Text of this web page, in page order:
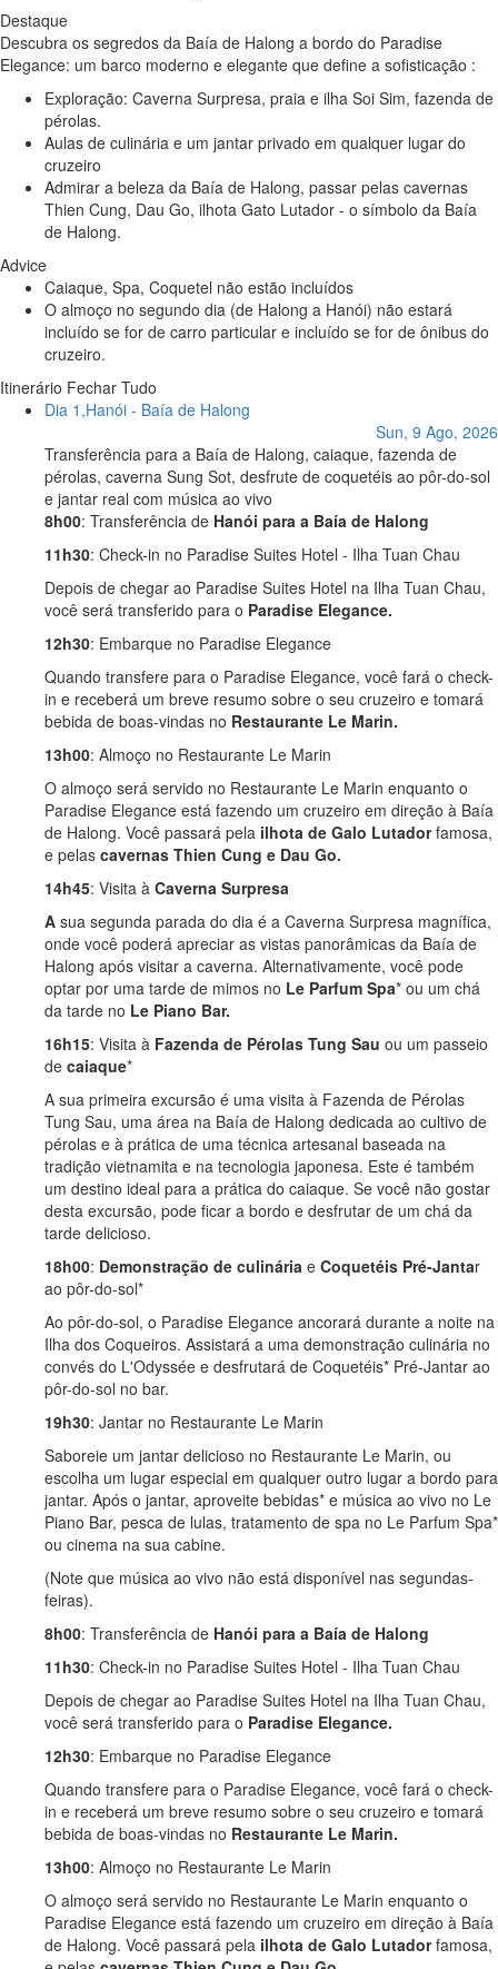
Destaque
Descubra os segredos da Baía de Halong a bordo do Paradise
Elegance: um barco moderno e elegante que define a sofisticação :
Exploração: Caverna Surpresa, praia e ilha Soi Sim, fazenda de
pérolas.
Aulas de culinária e um jantar privado em qualquer lugar do
cruzeiro
Admirar a beleza da Baía de Halong, passar pelas cavernas
Thien Cung, Dau Go, ilhota Gato Lutador - o símbolo da Baía
de Halong.
Advice
Caiaque, Spa, Coquetel não estão incluídos
O almoço no segundo dia (de Halong a Hanói) não estará
incluído se for de carro particular e incluído se for de ônibus do
cruzeiro.
Itinerário Fechar Tudo
Dia 1,Hanói - Baía de Halong
Sun, 9 Ago, 2026
Transferência para a Baía de Halong, caiaque, fazenda de
pérolas, caverna Sung Sot, desfrute de coquetéis ao pôr-do-sol
e jantar real com música ao vivo
8h00: Transferência de Hanói para a Baía de Halong
11h30: Check-in no Paradise Suites Hotel - Ilha Tuan Chau
Depois de chegar ao Paradise Suites Hotel na Ilha Tuan Chau,
você será transferido para o Paradise Elegance.
12h30: Embarque no Paradise Elegance
Quando transfere para o Paradise Elegance, você fará o check-
in e receberá um breve resumo sobre o seu cruzeiro e tomará
bebida de boas-vindas no Restaurante Le Marin.
13h00: Almoço no Restaurante Le Marin
O almoço será servido no Restaurante Le Marin enquanto o
Paradise Elegance está fazendo um cruzeiro em direção à Baía
de Halong. Você passará pela ilhota de Galo Lutadorfamosa,
e pelas cavernas Thien Cung e Dau Go.
14h45: Visita à Caverna Surpresa
A sua segunda parada do dia é a Caverna Surpresa magnífica,
onde você poderá apreciar as vistas panorâmicas da Baía de
Halong após visitar a caverna. Alternativamente, você pode
optar por uma tarde de mimos no Le Parfum Spa* ou um chá
da tarde no Le Piano Bar.
16h15: Visita à Fazenda de Pérolas Tung Sau ou um passeio
de caiaque*
A sua primeira excursão é uma visita à Fazenda de Pérolas
Tung Sau, uma área na Baía de Halong dedicada ao cultivo de
pérolas e à prática de uma técnica artesanal baseada na
tradição vietnamita e na tecnologia japonesa. Este é também
um destino ideal para a prática do caiaque. Se você não gostar
desta excursão, pode ficar a bordo e desfrutar de um chá da
tarde delicioso.
18h00: Demonstração de culinária e Coquetéis Pré-Jantar
ao pôr-do-sol*
Ao pôr-do-sol, o Paradise Elegance ancorará durante a noite na
Ilha dos Coqueiros. Assistará a uma demonstração culinária no
convés do L'Odyssée e desfrutará de Coquetéis* Pré-Jantar ao
pôr-do-sol no bar.
19h30: Jantar no Restaurante Le Marin
Saboreie um jantar delicioso no Restaurante Le Marin, ou
escolha um lugar especial em qualquer outro lugar a bordo para
jantar. Após o jantar, aproveite bebidas* e música ao vivo no Le
Piano Bar, pesca de lulas, tratamento de spa no Le Parfum Spa*
ou cinema na sua cabine.
(Note que música ao vivo não está disponível nas segundas-
feiras).
8h00: Transferência de Hanói para a Baía de Halong
11h30: Check-in no Paradise Suites Hotel - Ilha Tuan Chau
Depois de chegar ao Paradise Suites Hotel na Ilha Tuan Chau,
você será transferido para o Paradise Elegance.
12h30: Embarque no Paradise Elegance
Quando transfere para o Paradise Elegance, você fará o check-
in e receberá um breve resumo sobre o seu cruzeiro e tomará
bebida de boas-vindas no Restaurante Le Marin.
13h00: Almoço no Restaurante Le Marin
O almoço será servido no Restaurante Le Marin enquanto o
Paradise Elegance está fazendo um cruzeiro em direção à Baía
de Halong. Você passará pela ilhota de Galo Lutadorfamosa,